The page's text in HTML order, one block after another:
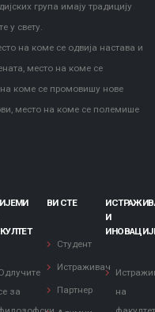
група имају традицију
у свету.
на коме се одвија настава и
место на коме се
коме се промовишу нове
место на коме се полемише
за
ВИ СТЕ
Студент
Истраживач
Партнер
И
на